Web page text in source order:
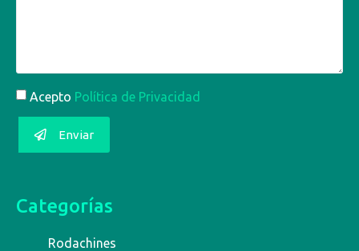
Acepto Política de Privacidad
Enviar
Categorías
Rodachines